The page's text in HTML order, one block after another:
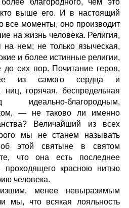
благородного, чем это
выше его. И в настоящий
все моменты, оно производит
на жизнь человека. Религия,
нем; не только языческая,
и более истинные религии,
до сих пор. Почитание героя,
из самого сердца и
горячая, беспредельная
благородным,
— не таково ли именно
Величайший из всех
мы не станем называть
этой святыне в святом
что она есть последнее
проходящего красною нитью
человека.
менее невыразимым
мы, что всякая лояльность